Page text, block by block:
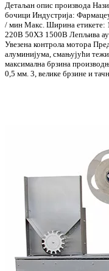
Детаљан опис производа
бочици Индустрија:
/ мин Макс. Ширина етикете:
220В 50ХЗ 1500В Лепљива
Увезена контрола мотора
алуминијума, смањујући
максимална брзина
0,5 мм. 3, велике брзине и